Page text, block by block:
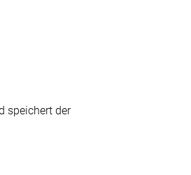
speichert der